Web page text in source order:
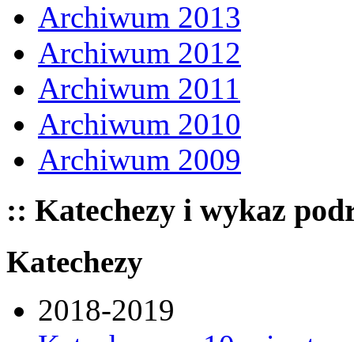
Archiwum 2013
Archiwum 2012
Archiwum 2011
Archiwum 2010
Archiwum 2009
:: Katechezy i wykaz
Katechezy
2018-2019